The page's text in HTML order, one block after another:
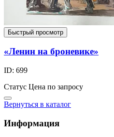
Быстрый просмотр
«Ленин на броневике»
ID: 699
Статус Цена по запросу
Вернуться в каталог
Информация